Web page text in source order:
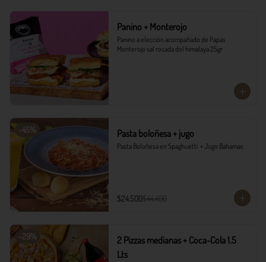
Panino + Monterojo
Panino a elección acompañado de Papas
Monterojo sal rosada del himalaya 25gr
-45% Pasta boloñesa + jugo
Pasta Boloñesa en Spaghuetti  + Jugo Bahamas
$24.500$44.400
-29%
2 Pizzas medianas + Coca-Cola 1.5
Lts